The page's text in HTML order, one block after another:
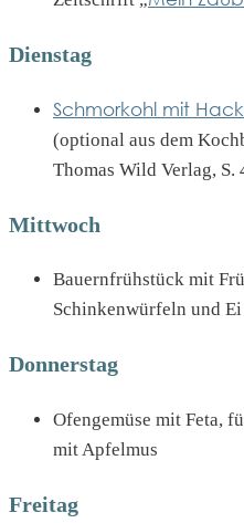
Dienstag
Schmorkohl mit
(optional aus dem
Thomas Wild Verlag,
Mittwoch
Bauernfrühstück mit
Schinkenwürfeln und
Donnerstag
Ofengemüse mit Feta,
mit Apfelmus
Freitag